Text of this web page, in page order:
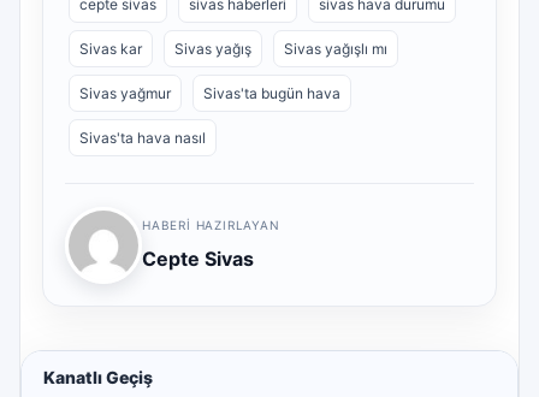
cepte sivas sivas haberleri sivas hava durumu
Sivas kar Sivas yağış Sivas yağışlı mı
Sivas yağmur Sivas'ta bugün hava
Sivas'ta hava nasıl
HABERI HAZIRLAYAN
Cepte Sivas
Kanatlı Geçiş